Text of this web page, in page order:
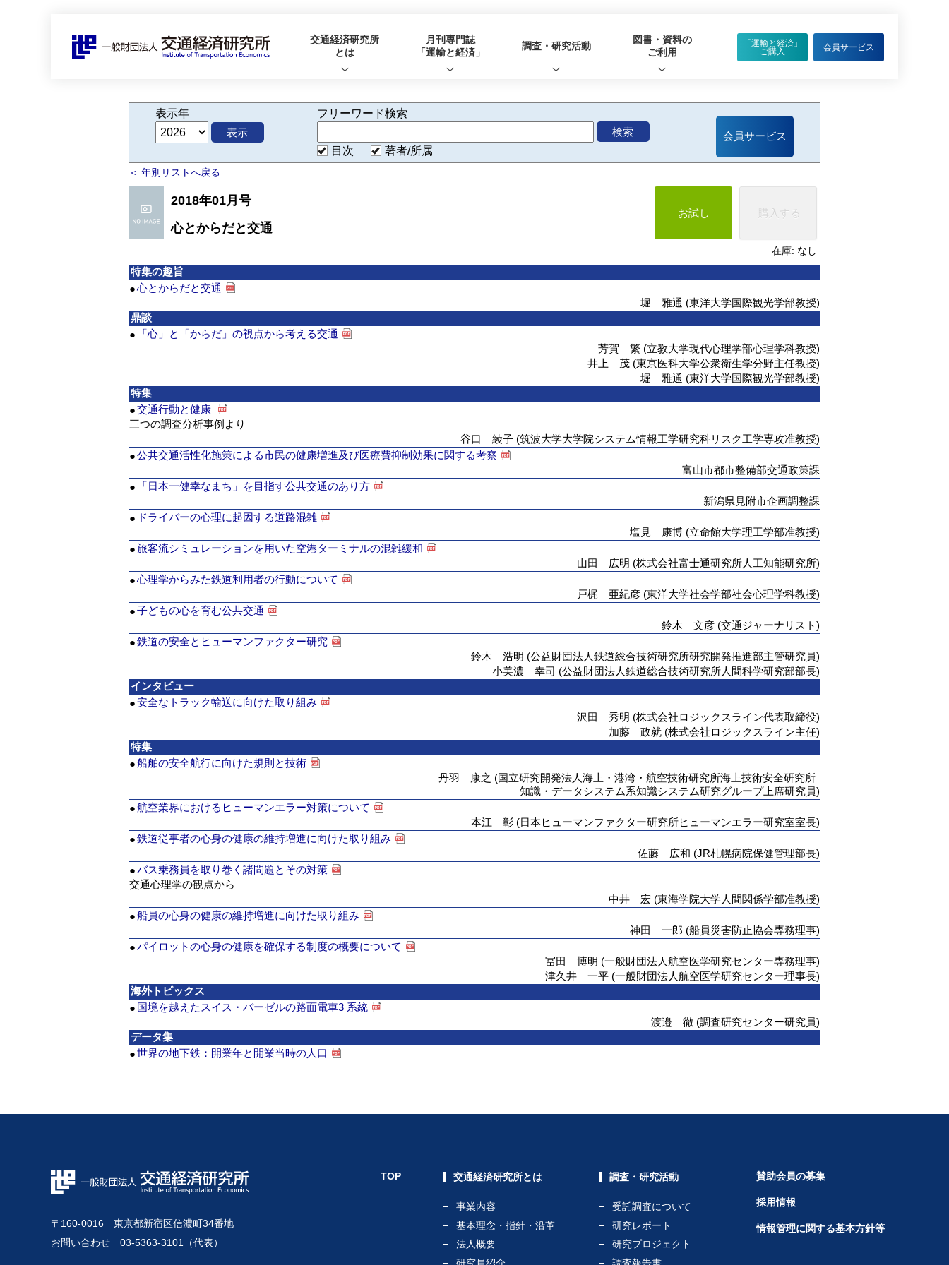
交通経済研究所
とは
月刊専門誌
「運輸と経済」
調査・研究活動
図書・資料の
ご利用
「運輸と経済」
ご購入
会員サービス
表示年
表示
フリーワード検索
検索
目次
著者/所属
会員サービス
＜ 年別リストへ戻る
2018年01月号
心とからだと交通
在庫: なし
特集の趣旨
●心とからだと交通
堀 雅通 (東洋大学国際観光学部教授)
鼎談
●
「心」と「からだ」の視点から考える交通
芳賀 繁 (立教大学現代心理学部心理学科教授)
井上 茂 (東京医科大学公衆衛生学分野主任教授)
堀 雅通 (東洋大学国際観光学部教授)
特集
●交通行動と健康
三つの調査分析事例より
谷口 綾子 (筑波大学大学院システム情報工学研究科リスク工学専攻准教授)
●公共交通活性化施策による市民の健康増進及び医療費抑制効果に関する考察
富山市都市整備部交通政策課
●
「日本一健幸なまち」を目指す公共交通のあり方
新潟県見附市企画調整課
● ドライバーの心理に起因する道路混雑
塩見 康博 (立命館大学理工学部准教授)
●旅客流シミュレーションを用いた空港ターミナルの混雑緩和
山田 広明 (株式会社富士通研究所人工知能研究所)
●心理学からみた鉄道利用者の行動について
戸梶 亜紀彦 (東洋大学社会学部社会心理学科教授)
●子どもの心を育む公共交通
鈴木 文彦 (交通ジャーナリスト)
●鉄道の安全とヒューマンファクター研究
鈴木 浩明 (公益財団法人鉄道総合技術研究所研究開発推進部主管研究員)
小美濃 幸司 (公益財団法人鉄道総合技術研究所人間科学研究部部長)
インタビュー
●安全なトラック輸送に向けた取り組み
沢田 秀明 (株式会社ロジックスライン代表取締役)
加藤 政就 (株式会社ロジックスライン主任)
特集
●船舶の安全航行に向けた規則と技術
丹羽 康之 (国立研究開発法人海上・港湾・航空技術研究所海上技術安全研究所
知識・データシステム系知識システム研究グループ上席研究員)
●航空業界におけるヒューマンエラー対策について
本江 彰 (日本ヒューマンファクター研究所ヒューマンエラー研究室室長)
●鉄道従事者の心身の健康の維持増進に向けた取り組み
佐藤 広和 (JR札幌病院保健管理部長)
●バス乗務員を取り巻く諸問題とその対策
交通心理学の観点から
中井 宏 (東海学院大学人間関係学部准教授)
●船員の心身の健康の維持増進に向けた取り組み
神田 一郎 (船員災害防止協会専務理事)
●パイロットの心身の健康を確保する制度の概要について
冨田 博明 (一般財団法人航空医学研究センター専務理事)
津久井 一平 (一般財団法人航空医学研究センター理事長)
海外トピックス
● 国境を越えたスイス・バーゼルの路面電車3 系統
渡邉 徹 (調査研究センター研究員)
データ集
●世界の地下鉄：開業年と開業当時の人口
〒160-0016 東京都新宿区信濃町34番地
お問い合わせ 03-5363-3101（代表）
TOP 交通経済研究所とは
事業内容
基本理念・指針・沿革
法人概要
調査・研究活動
受託調査について
研究レポート
研究プロジェクト
賛助会員の募集
採用情報
情報管理に関する基本方針等